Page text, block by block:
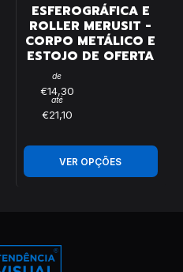
ESFEROGRÁFICA E
ROLLER MERUSIT -
CORPO METÁLICO E
ESTOJO DE OFERTA
de
€14,30
até
€21,10
VER OPÇÕES